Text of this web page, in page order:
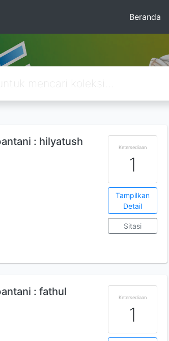
Beranda
: hilyatush
Ketersediaan
1
Tampilkan
Detail
Sitasi
: fathul
Ketersediaan
1